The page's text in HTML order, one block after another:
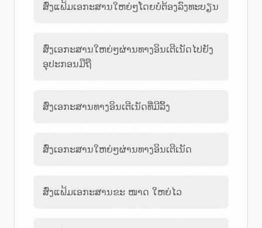
ສົ່ງແຟ້ມເອກະສານໃຫຍ່ໆໂດຍບໍ່ຕ້ອງລົງທະບຽນ
ສົ່ງເອກະສານໃຫຍ່ໆຜ່ານທາງອິນເຕີເນັດໄປຍັງ
ອຸປະກອນມືຖື
ສົ່ງເອກະສານທາງອິນເຕີເນັດທີ່ມີລິ້ງ
ສົ່ງເອກະສານໃຫຍ່ໆຜ່ານທາງອິນເຕີເນັດ
ສົ່ງແຟ້ມເອກະສານຂະ ໜາດ ໃຫຍ່ໄວ